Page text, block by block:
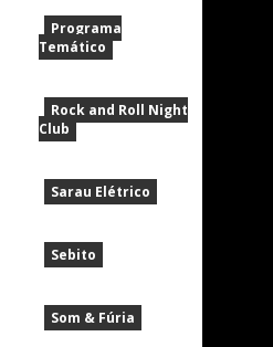
Programa
Temático
Rock and Roll Night
Club
Sarau Elétrico
Sebito
Som & Fúria